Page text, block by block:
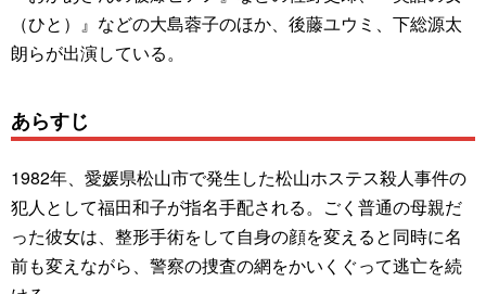
（ひと）』などの大島蓉子のほか、後藤ユウミ、下総源太
朗らが出演している。
あらすじ
1982年、愛媛県松山市で発生した松山ホステス殺人事件の
犯人として福田和子が指名手配される。ごく普通の母親だ
った彼女は、整形手術をして自身の顔を変えると同時に名
前も変えながら、警察の捜査の網をかいくぐって逃亡を続